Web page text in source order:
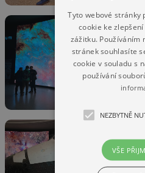
Tyto webové stránky
cookie ke
zážitku. Používáním
stránek souhlasíte
cookie v souladu s
používání
NEZBYTNĚ
VŠE